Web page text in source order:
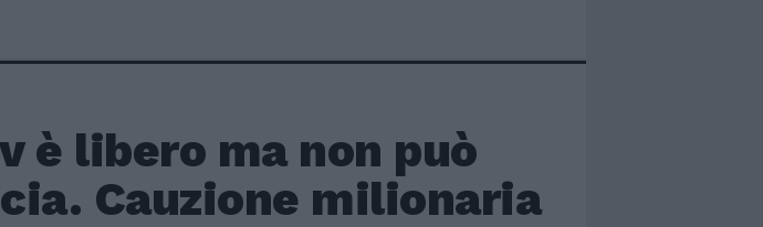
è libero ma non può
Cauzione milionaria